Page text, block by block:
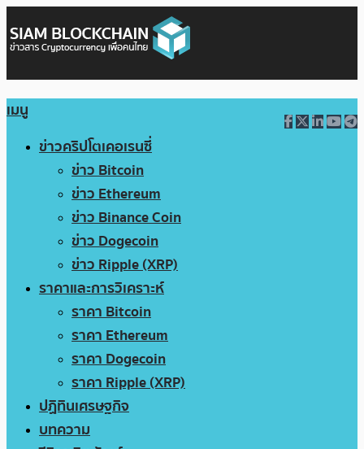
เมนู
ข่าวคริปโตเคอเรนซี่
ข่าว Bitcoin
ข่าว Ethereum
ข่าว Binance Coin
ข่าว Dogecoin
ข่าว Ripple (XRP)
ราคาและการวิเคราะห์
ราคา Bitcoin
ราคา Ethereum
ราคา Dogecoin
ราคา Ripple (XRP)
ปฏิทินเศรษฐกิจ
บทความ